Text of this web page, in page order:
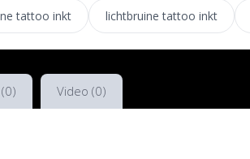
tattoo inkt lichtbruine tattoo inkt
Video (0)